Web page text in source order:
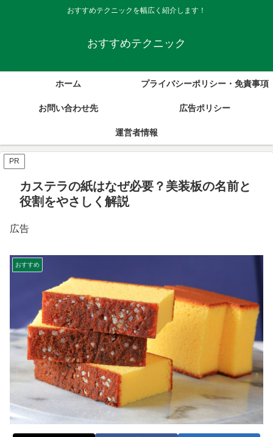
おすすめテクニックを幅広く紹介します！
おすすめテクニック
ホーム プライバシーポリシー・免責事項
お問い合わせ先 広告ポリシー
運営者情報
PR
カステラの紙はなぜ必要？美装板の名前と
役割をやさしく解説
広告
おすすめ